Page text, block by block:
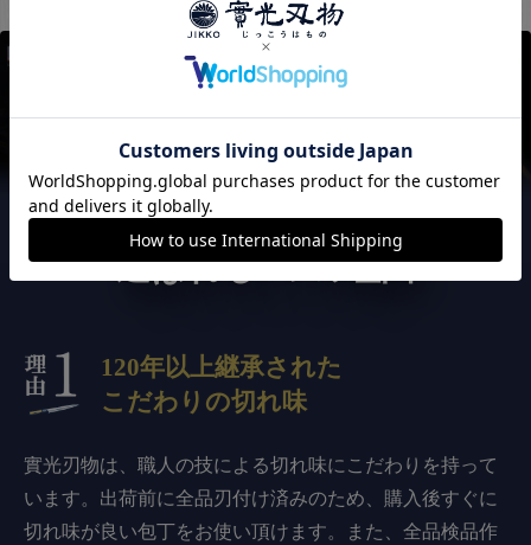
實光刃物が
選ばれる3つの理由
120年以上継承された
こだわりの切れ味
實光刃物は、職人の技による切れ味にこだわりを持って
います。出荷前に全品刃付け済みのため、購入後すぐに
切れ味が良い包丁をお使い頂けます。また、全品検品作